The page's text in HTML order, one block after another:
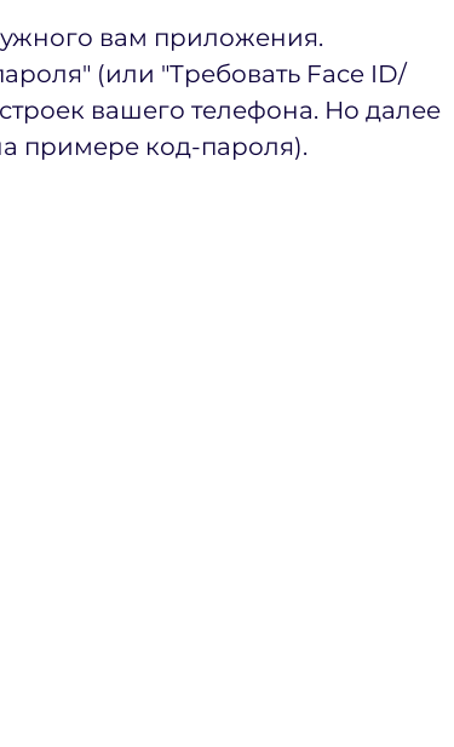
вам приложения.
(или "Требовать Face ID/
вашего телефона. Но далее
примере код-пароля).